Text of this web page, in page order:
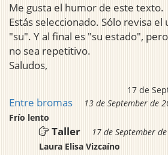
Me gusta el humor de este texto.
Estás seleccionado. Sólo revisa
"su". Y al final es "su estado",
no sea repetitivo.
Saludos,
17 de
Entre bromas
13 de September de
Frío lento
Taller
17 de September
Laura Elisa Vizcaíno